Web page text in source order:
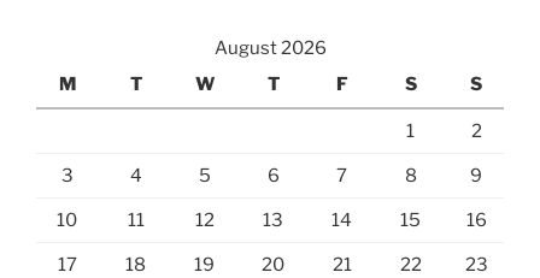
August 2026
M
T W T F S S
1 2
3 4 5 6 7 8 9
10 11 12 13 14 15 16
17 18 19 20 21 22 23